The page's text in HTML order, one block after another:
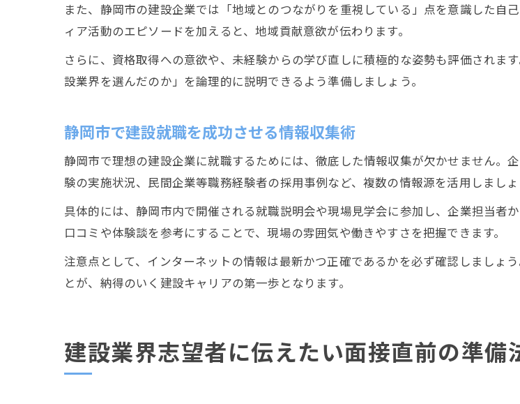
また、静岡市の建設企業では「地域とのつながりを重視している」点を意識した自
ィア活動のエピソードを加えると、地域貢献意欲が伝わります。
さらに、資格取得への意欲や、未経験からの学び直しに積極的な姿勢も評価されま
設業界を選んだのか」を論理的に説明できるよう準備しましょう。
静岡市で建設就職を成功させる情報収集術
静岡市で理想の建設企業に就職するためには、徹底した情報収集が欠かせません。
験の実施状況、民間企業等職務経験者の採用事例など、複数の情報源を活用しましょ
具体的には、静岡市内で開催される就職説明会や現場見学会に参加し、企業担当者
口コミや体験談を参考にすることで、現場の雰囲気や働きやすさを把握できます。
注意点として、インターネットの情報は最新かつ正確であるかを必ず確認しましょ
とが、納得のいく建設キャリアの第一歩となります。
建設業界志望者に伝えたい面接直前の準備